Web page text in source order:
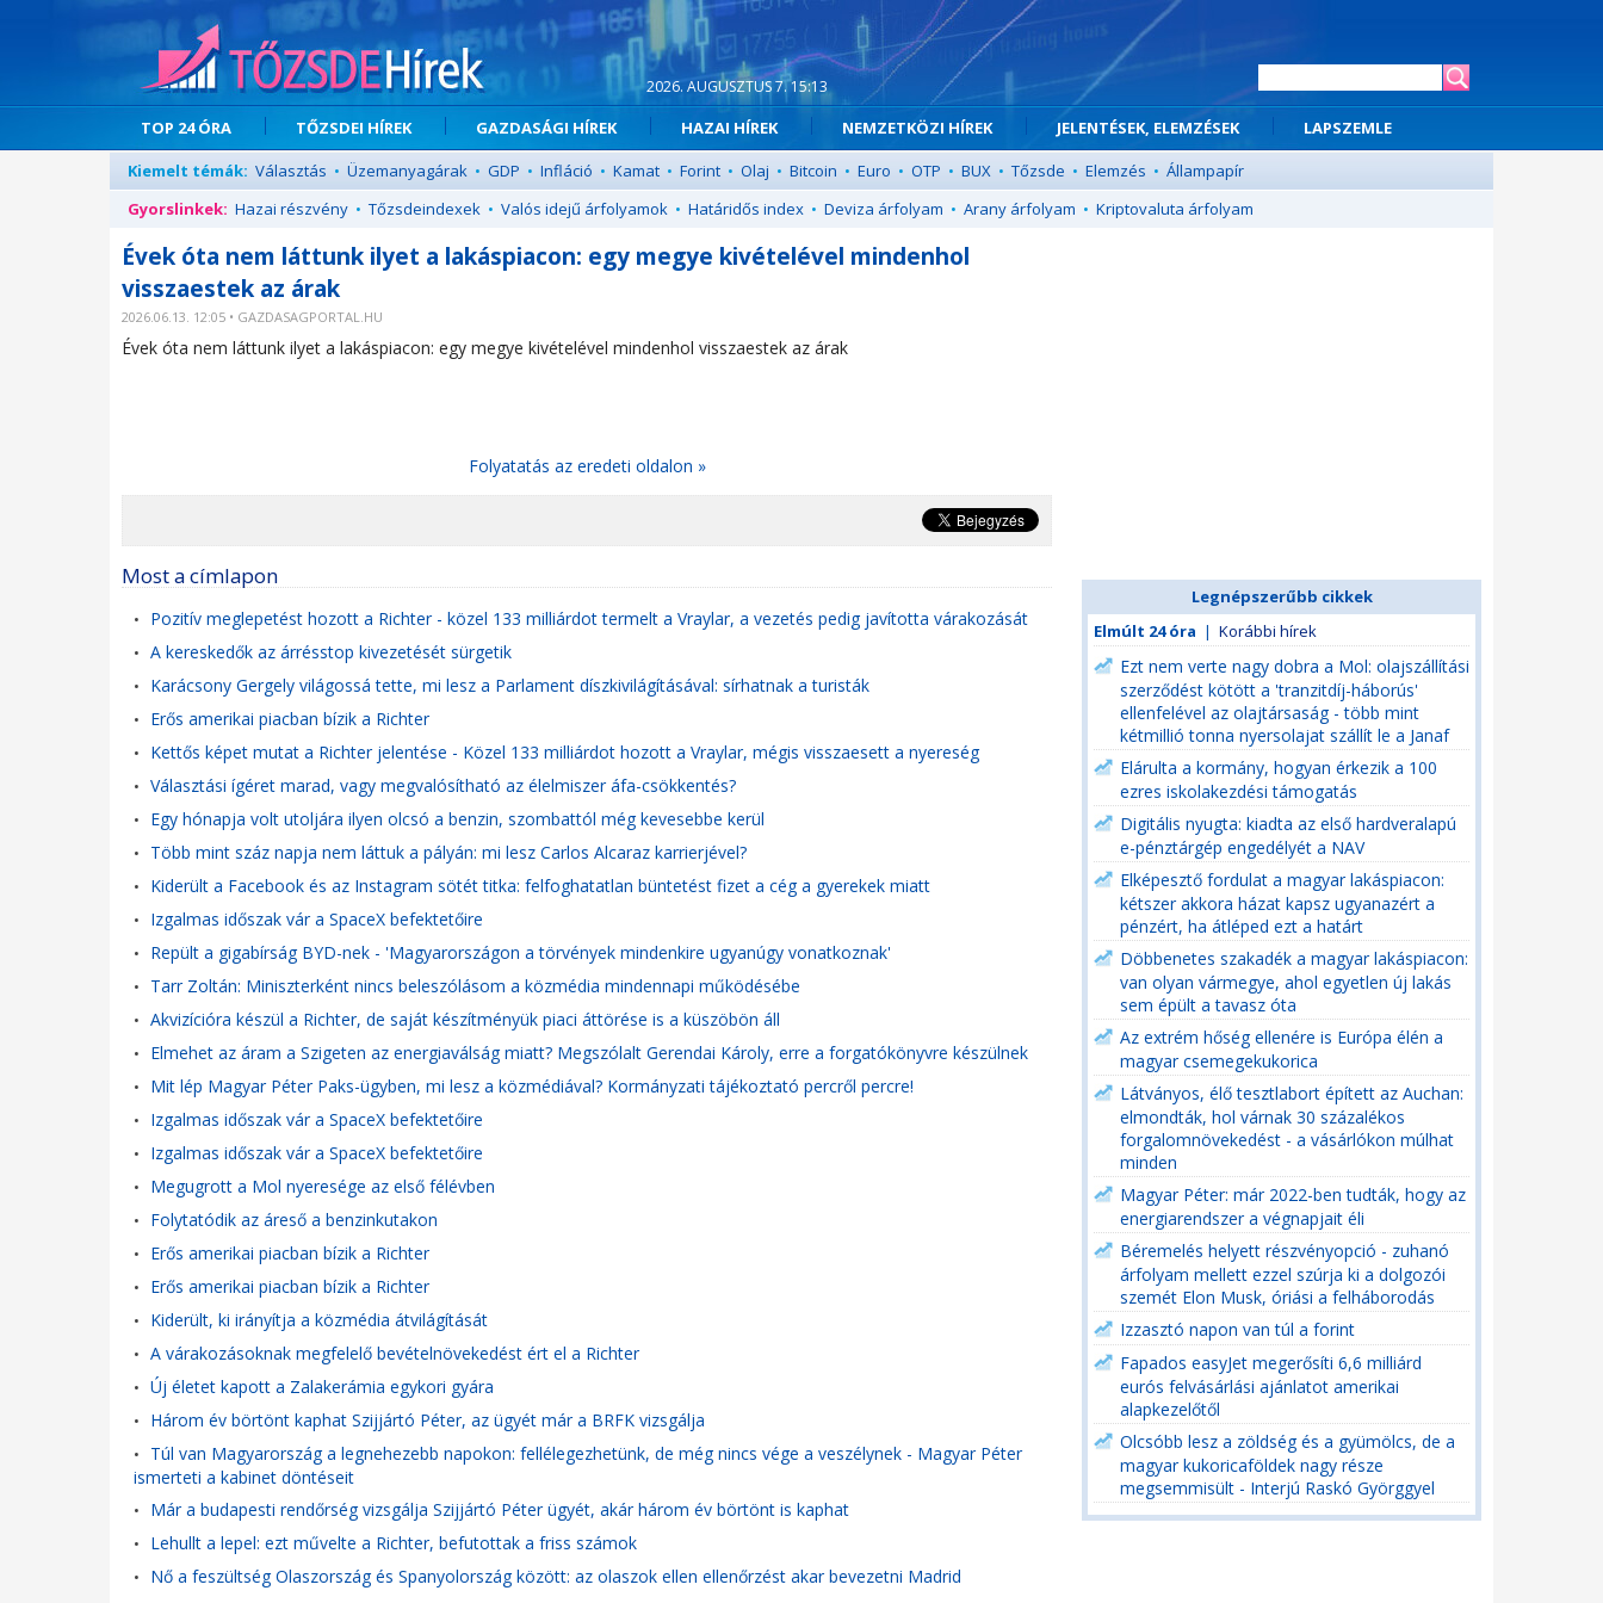
2026. AUGUSZTUS 7. 15:13
TOP 24 ÓRA TŐZSDEI HÍREK GAZDASÁGI HÍREK HAZAI HÍREK NEMZETKÖZI HÍREK JELENTÉSEK, ELEMZÉSEK
LAPSZEMLE
Kiemelt témák: Választás • Üzemanyagárak • GDP • Infláció • Kamat • Forint • Olaj • Bitcoin • Euro • OTP • BUX • Tőzsde • Elemzés • Állampapír
Gyorslinkek: Hazai részvény • Tőzsdeindexek • Valós idejű árfolyamok • Határidős index • Deviza árfolyam • Arany árfolyam • Kriptovaluta árfolyam
Évek óta nem láttunk ilyet a lakáspiacon: egy megye kivételével mindenhol
visszaestek az árak
2026.06.13. 12:05 • GAZDASAGPORTAL.HU
Évek óta nem láttunk ilyet a lakáspiacon: egy megye kivételével mindenhol visszaestek az árak
Folyatatás az eredeti oldalon »
Most a címlapon
• Pozitív meglepetést hozott a Richter - közel 133 milliárdot termelt a Vraylar, a vezetés pedig javította várakozását
• A kereskedők az árrésstop kivezetését sürgetik
• Karácsony Gergely világossá tette, mi lesz a Parlament díszkivilágításával: sírhatnak a turisták
• Erős amerikai piacban bízik a Richter
• Kettős képet mutat a Richter jelentése - Közel 133 milliárdot hozott a Vraylar, mégis visszaesett a nyereség
• Választási ígéret marad, vagy megvalósítható az élelmiszer áfa-csökkentés?
• Egy hónapja volt utoljára ilyen olcsó a benzin, szombattól még kevesebbe kerül
• Több mint száz napja nem láttuk a pályán: mi lesz Carlos Alcaraz karrierjével?
• Kiderült a Facebook és az Instagram sötét titka: felfoghatatlan büntetést fizet a cég a gyerekek miatt
• Izgalmas időszak vár a SpaceX befektetőire
• Repült a gigabírság BYD-nek - 'Magyarországon a törvények mindenkire ugyanúgy vonatkoznak'
• Tarr Zoltán: Miniszterként nincs beleszólásom a közmédia mindennapi működésébe
• Akvizícióra készül a Richter, de saját készítményük piaci áttörése is a küszöbön áll
• Elmehet az áram a Szigeten az energiaválság miatt? Megszólalt Gerendai Károly, erre a forgatókönyvre készülnek
• Mit lép Magyar Péter Paks-ügyben, mi lesz a közmédiával? Kormányzati tájékoztató percről percre!
• Izgalmas időszak vár a SpaceX befektetőire
• Izgalmas időszak vár a SpaceX befektetőire
• Megugrott a Mol nyeresége az első félévben
• Folytatódik az áreső a benzinkutakon
• Erős amerikai piacban bízik a Richter
• Erős amerikai piacban bízik a Richter
• Kiderült, ki irányítja a közmédia átvilágítását
• A várakozásoknak megfelelő bevételnövekedést ért el a Richter
• Új életet kapott a Zalakerámia egykori gyára
• Három év börtönt kaphat Szijjártó Péter, az ügyét már a BRFK vizsgálja
• Túl van Magyarország a legnehezebb napokon: fellélegezhetünk, de még nincs vége a veszélynek - Magyar Péter
ismerteti a kabinet döntéseit
• Már a budapesti rendőrség vizsgálja Szijjártó Péter ügyét, akár három év börtönt is kaphat
• Lehullt a lepel: ezt művelte a Richter, befutottak a friss számok
• Nő a feszültség Olaszország és Spanyolország között: az olaszok ellen ellenőrzést akar bevezetni Madrid
Legnépszerűbb cikkek
Elmúlt 24 óra | Korábbi hírek
Ezt nem verte nagy dobra a Mol: olajszállítási
szerződést kötött a 'tranzitdíj-háborús'
ellenfelével az olajtársaság - több mint
kétmillió tonna nyersolajat szállít le a Janaf
Elárulta a kormány, hogyan érkezik a 100
ezres iskolakezdési támogatás
Digitális nyugta: kiadta az első hardveralapú
e-pénztárgép engedélyét a NAV
Elképesztő fordulat a magyar lakáspiacon:
kétszer akkora házat kapsz ugyanazért a
pénzért, ha átléped ezt a határt
Döbbenetes szakadék a magyar lakáspiacon:
van olyan vármegye, ahol egyetlen új lakás
sem épült a tavasz óta
Az extrém hőség ellenére is Európa élén a
magyar csemegekukorica
Látványos, élő tesztlabort épített az Auchan:
elmondták, hol várnak 30 százalékos
forgalomnövekedést - a vásárlókon múlhat
minden
Magyar Péter: már 2022-ben tudták, hogy az
energiarendszer a végnapjait éli
Béremelés helyett részvényopció - zuhanó
árfolyam mellett ezzel szúrja ki a dolgozói
szemét Elon Musk, óriási a felháborodás
Izzasztó napon van túl a forint
Fapados easyJet megerősíti 6,6 milliárd
eurós felvásárlási ajánlatot amerikai
alapkezelőtől
Olcsóbb lesz a zöldség és a gyümölcs, de a
magyar kukoricaföldek nagy része
megsemmisült - Interjú Raskó Györggyel